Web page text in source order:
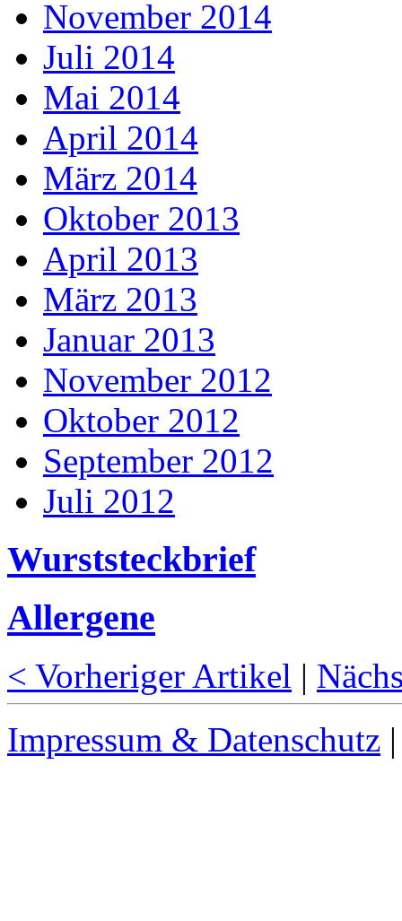
November 2014
Juli 2014
Mai 2014
April 2014
März 2014
Oktober 2013
April 2013
März 2013
Januar 2013
November 2012
Oktober 2012
September 2012
Juli 2012
Wurststeckbrief
Allergene
< Vorheriger Artikel |
Impressum & Datenschutz